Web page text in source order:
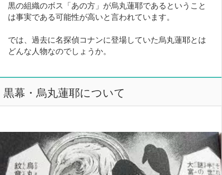
黒の組織のボス「あの方」が烏丸蓮耶であるということ
は事実である可能性が高いと言われています。
では、過去に名探偵コナンに登場していた烏丸蓮耶とは
どんな人物なのでしょうか。
黒幕・烏丸蓮耶について